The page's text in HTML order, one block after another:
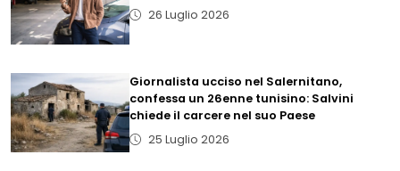
26 Luglio 2026
Giornalista ucciso nel Salernitano,
confessa un 26enne tunisino: Salvini
chiede il carcere nel suo Paese
25 Luglio 2026